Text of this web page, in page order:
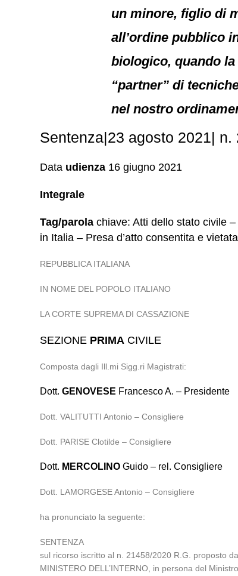
un minore, figlio di
all’ordine pubblico
biologico, quando
“partner” di
nel nostro
Sentenza|23 agosto 2021|
Data udienza 16 giugno 2021
Integrale
Tag/parola chiave: Atti dello stato civile
in Italia – Presa d’atto consentita e
REPUBBLICA ITALIANA
IN NOME DEL POPOLO ITALIANO
LA CORTE SUPREMA DI CASSAZIONE
SEZIONE PRIMA CIVILE
Composta dagli Ill.mi Sigg.ri Magistrati:
Dott.GENOVESE Francesco A. – Presidente
Dott. VALITUTTI Antonio – Consigliere
Dott. PARISE Clotilde – Consigliere
Dott. MERCOLINO Guido – rel. Consigliere
Dott. LAMORGESE Antonio – Consigliere
ha pronunciato la seguente:
SENTENZA
sul ricorso iscritto al n. 21458/2020 R.G. proposto da
MINISTERO DELL’INTERNO, in persona del